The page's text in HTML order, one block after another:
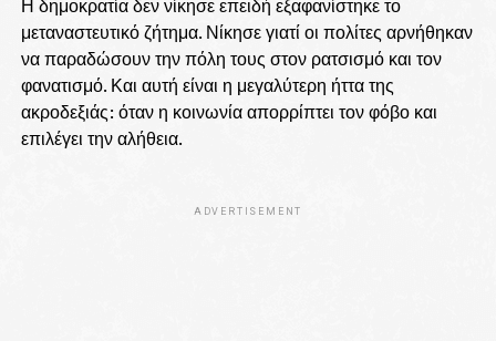
Η δημοκρατία δεν νίκησε επειδή εξαφανίστηκε το
μεταναστευτικό ζήτημα. Νίκησε γιατί οι πολίτες αρνήθηκαν
να παραδώσουν την πόλη τους στον ρατσισμό και τον
φανατισμό. Και αυτή είναι η μεγαλύτερη ήττα της
ακροδεξιάς: όταν η κοινωνία απορρίπτει τον φόβο και
επιλέγει την αλήθεια.
ADVERTISEMENT